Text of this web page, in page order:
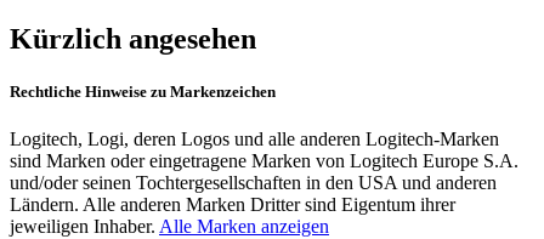
Kürzlich angesehen
Rechtliche Hinweise zu Markenzeichen
Logitech, Logi, deren Logos und alle anderen Logitech-Marken
sind Marken oder eingetragene Marken von Logitech Europe S.A.
und/oder seinen Tochtergesellschaften in den USA und anderen
Ländern. Alle anderen Marken Dritter sind Eigentum ihrer
jeweiligen Inhaber. Alle Marken anzeigen